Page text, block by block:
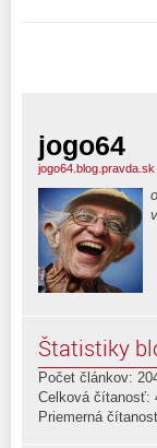
jogo64
jogo64.blog.pravda.sk
Štatistiky
Počet článkov:
Celková čítanosť:
Priemerná